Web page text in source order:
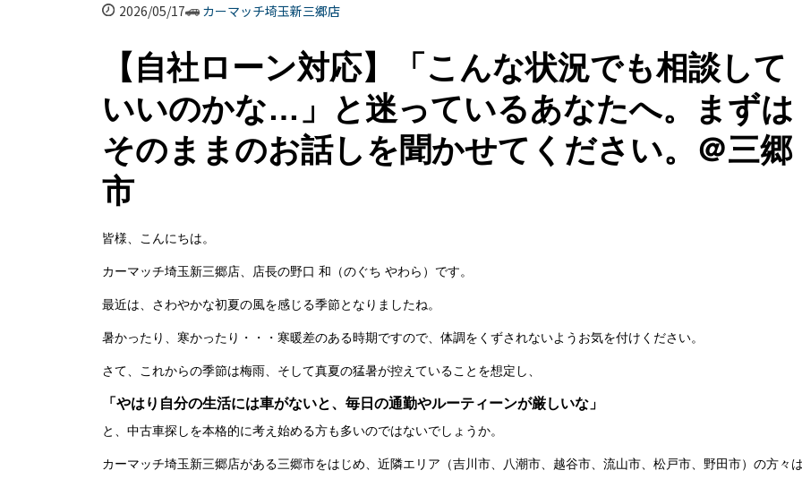
2026/05/17 カーマッチ埼玉新三郷店
【自社ローン対応】「こんな状況でも相談して
いいのかな…」と迷っているあなたへ。まずは
そのままのお話しを聞かせてください。＠三郷
市
皆様、こんにちは。
カーマッチ埼玉新三郷店、店長の野口 和（のぐち やわら）です。
最近は、さわやかな初夏の風を感じる季節となりましたね。
暑かったり、寒かったり・・・寒暖差のある時期ですので、体調をくずされないようお気を付けください。
さて、これからの季節は梅雨、そして真夏の猛暑が控えていることを想定し、
「やはり自分の生活には車がないと、毎日の通勤やルーティーンが厳しいな」
と、中古車探しを本格的に考え始める方も多いのではないでしょうか。
カーマッチ埼玉新三郷店がある三郷市をはじめ、近隣エリア（吉川市、八潮市、越谷市、流山市、松戸市、野田市）の方々